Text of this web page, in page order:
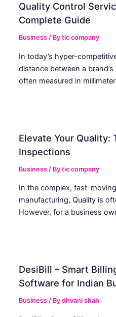
Quality Control
Complete Guide
Business / Bytic company
In today’s hyper-
distance between a
often measured in
Elevate Your Quality:
Inspections
Business / Bytic company
In the complex, fast-
manufacturing, Quality is
However, for a business
DesiBill – Smart
Software for Indian
Business / Bydhvani shah